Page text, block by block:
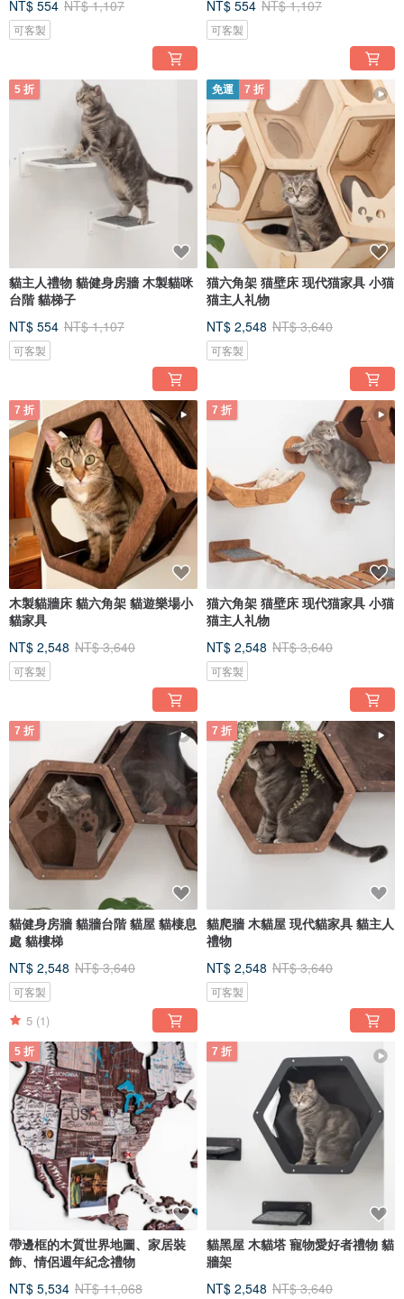
NT$ 554 NT$ 1,107
可客製
NT$ 554 NT$ 1,107
可客製
5 折
貓主人禮物 貓健身房牆 木製貓咪
台階 貓梯子
NT$ 554 NT$ 1,107
可客製
免運 7 折
猫六角架 猫壁床 现代猫家具 小猫
猫主人礼物
NT$ 2,548 NT$ 3,640
可客製
7 折
木製貓牆床 貓六角架 貓遊樂場小
貓家具
NT$ 2,548 NT$ 3,640
可客製
7 折
猫六角架 猫壁床 现代猫家具 小猫
猫主人礼物
NT$ 2,548 NT$ 3,640
可客製
7 折
貓健身房牆 貓牆台階 貓屋 貓棲息
處 貓樓梯
NT$ 2,548 NT$ 3,640
可客製
5 (1)
7 折
貓爬牆 木貓屋 現代貓家具 貓主人
禮物
NT$ 2,548 NT$ 3,640
可客製
5 折
帶邊框的木質世界地圖、家居裝
飾、情侶週年紀念禮物
NT$ 5,534 NT$ 11,068
7 折
貓黑屋 木貓塔 寵物愛好者禮物 貓
牆架
NT$ 2,548 NT$ 3,640